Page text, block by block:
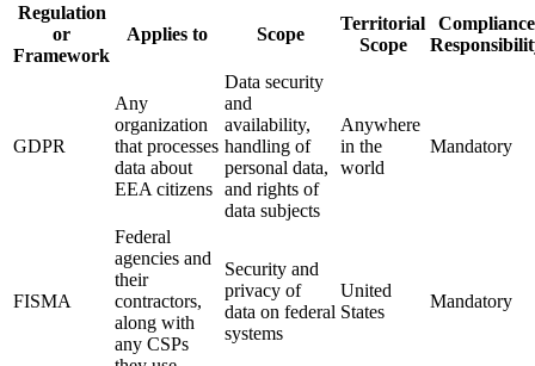
Regulation
or
Framework
Applies to Scope
Territorial
Scope
Compliance
GDPR
Any
organization
that processes
data about
EEA citizens
Data security
and
availability,
handling of
personal data,
and rights of
data subjects
Anywhere
in the
world
Mandatory
FISMA
Federal
agencies and
their
contractors,
along with
any CSPs
Security and
privacy of
data on federal
systems
United
States
Mandatory